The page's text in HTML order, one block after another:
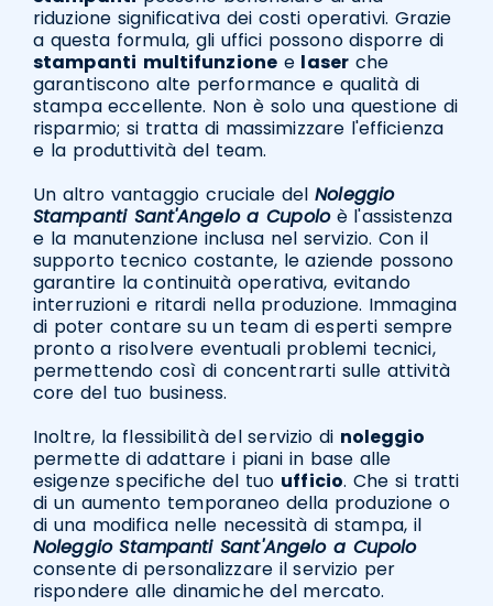
riduzione significativa dei costi operativi. Grazie
a questa formula, gli uffici possono disporre di
stampanti multifunzionee laserche
garantiscono alte performance e qualità di
stampa eccellente. Non è solo una questione di
risparmio; si tratta di massimizzare l'efficienza
e la produttività del team.
Un altro vantaggio cruciale delNoleggio
Stampanti Sant'Angelo a Cupoloè l'assistenza
e la manutenzione inclusa nel servizio. Con il
supporto tecnico costante, le aziende possono
garantire la continuità operativa, evitando
interruzioni e ritardi nella produzione. Immagina
di poter contare su un team di esperti sempre
pronto a risolvere eventuali problemi tecnici,
permettendo così di concentrarti sulle attività
core del tuo business.
Inoltre, la flessibilità del servizio di noleggio
permette di adattare i piani in base alle
esigenze specifiche del tuo ufficio. Che si tratti
di un aumento temporaneo della produzione o
di una modifica nelle necessità di stampa, il
Noleggio Stampanti Sant'Angelo a Cupolo
consente di personalizzare il servizio per
rispondere alle dinamiche del mercato.